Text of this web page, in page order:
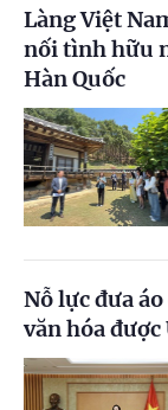
Làng Việt
nối tình hữu
Hàn Quốc
Nỗ lực đưa
văn hóa được